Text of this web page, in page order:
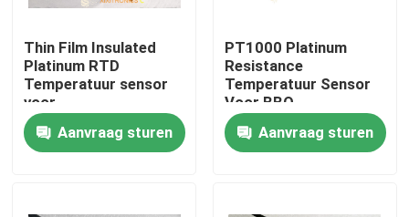
Thuis
Over ons
Thin Film Insulated
Platinum RTD
Temperatuur sensor
voor
vloerverwarmingssysteem
Aanvraag sturen
PT1000 Platinum
Resistance
Temperatuur Sensor
Voor BBQ
Aanvraag sturen